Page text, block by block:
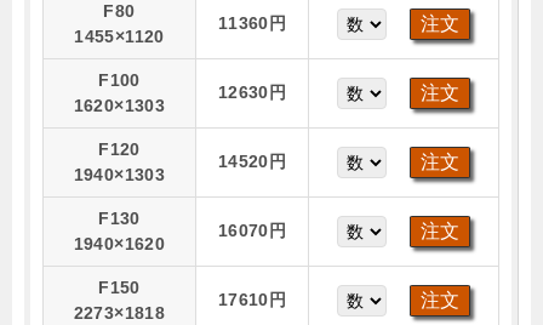
F80
1455×1120
11360円
F100
1620×1303
12630円
F120
1940×1303
14520円
F130
1940×1620
16070円
F150
2273×1818
17610円